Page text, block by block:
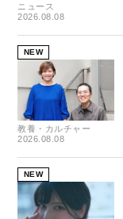
ニュース
2026.08.08
NEW
教養・カルチャー
2026.08.08
NEW